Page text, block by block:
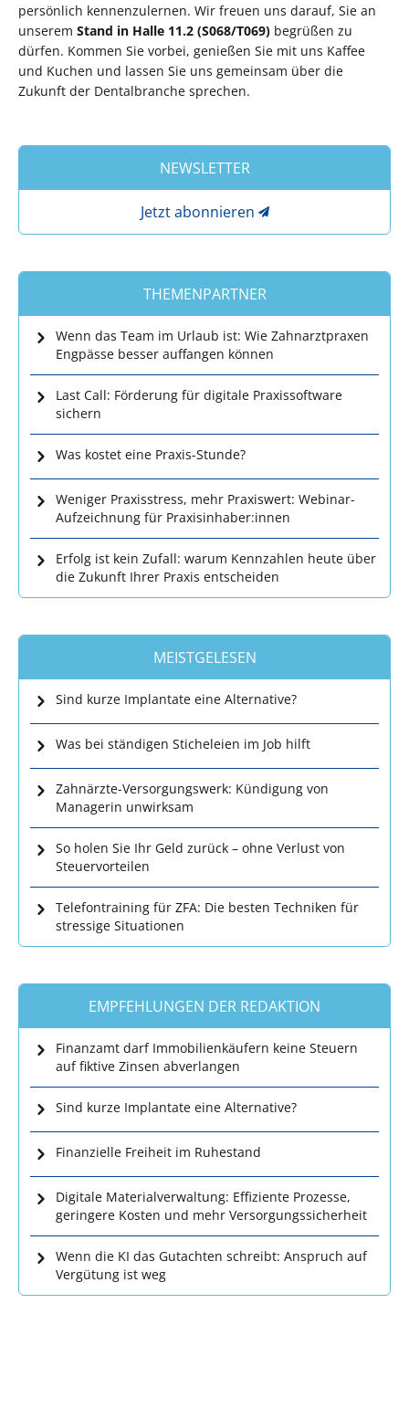
persönlich kennenzulernen. Wir freuen uns darauf, Sie an
unserem Stand in Halle 11.2 (S068/T069) begrüßen zu
dürfen. Kommen Sie vorbei, genießen Sie mit uns Kaffee
und Kuchen und lassen Sie uns gemeinsam über die
Zukunft der Dentalbranche sprechen.​
NEWSLETTER
Jetzt abonnieren
THEMENPARTNER
Wenn das Team im Urlaub ist: Wie Zahnarztpraxen
Engpässe besser auffangen können
Last Call: Förderung für digitale Praxissoftware
sichern
Was kostet eine Praxis-Stunde?
Weniger Praxisstress, mehr Praxiswert: Webinar-
Aufzeichnung für Praxisinhaber:innen
Erfolg ist kein Zufall: warum Kennzahlen heute über
die Zukunft Ihrer Praxis entscheiden
MEISTGELESEN
Sind kurze Implantate eine Alternative?
Was bei ständigen Sticheleien im Job hilft
Zahnärzte-Versorgungswerk: Kündigung von
Managerin unwirksam
So holen Sie Ihr Geld zurück – ohne Verlust von
Steuervorteilen
Telefontraining für ZFA: Die besten Techniken für
stressige Situationen
EMPFEHLUNGEN DER REDAKTION
Finanzamt darf Immobilienkäufern keine Steuern
auf fiktive Zinsen abverlangen
Sind kurze Implantate eine Alternative?
Finanzielle Freiheit im Ruhestand
Digitale Materialverwaltung: Effiziente Prozesse,
geringere Kosten und mehr Versorgungssicherheit
Wenn die KI das Gutachten schreibt: Anspruch auf
Vergütung ist weg